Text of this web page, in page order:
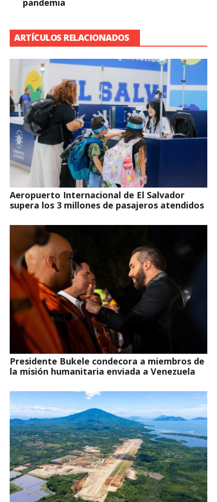
pandemia
ARTÍCULOS RELACIONADOS
Aeropuerto Internacional de El Salvador
supera los 3 millones de pasajeros atendidos
Presidente Bukele condecora a miembros de
la misión humanitaria enviada a Venezuela